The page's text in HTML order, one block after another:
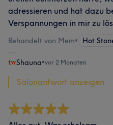
adressieren und hat dazu
Verspannungen in mir zu
Behandelt von Mem• Hot
Shauna•vor 2 Monaten
Salonantwort anzeigen